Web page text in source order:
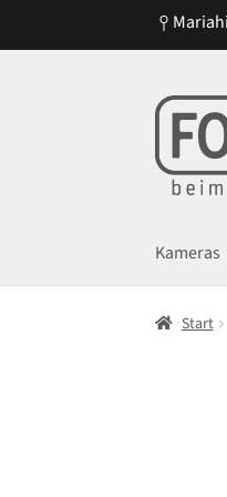
Zur
springen
Zum
Inhalt
springen
Kameras
Start